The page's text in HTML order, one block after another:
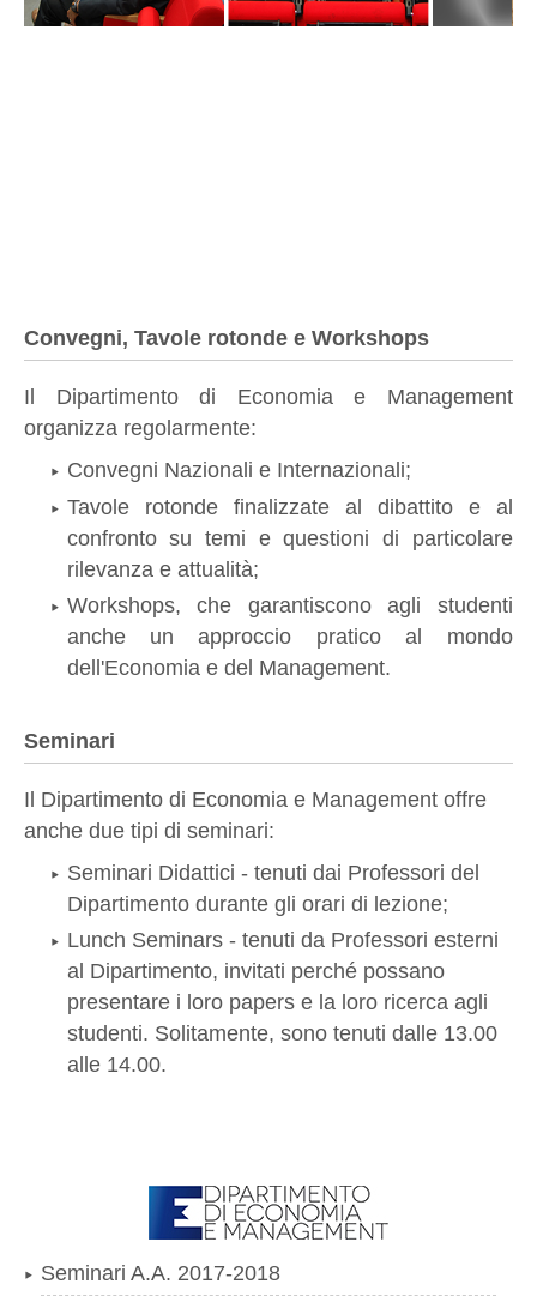
Convegni, Tavole rotonde e Workshops
Il Dipartimento di Economia e Management
organizza regolarmente:
Convegni Nazionali e Internazionali;
Tavole rotonde finalizzate al dibattito e al
confronto su temi e questioni di particolare
rilevanza e attualità;
Workshops, che garantiscono agli studenti
anche un approccio pratico al mondo
dell'Economia e del Management.
Seminari
Il Dipartimento di Economia e Management offre
anche due tipi di seminari:
Seminari Didattici - tenuti dai Professori del
Dipartimento durante gli orari di lezione;
Lunch Seminars - tenuti da Professori esterni
al Dipartimento, invitati perché possano
presentare i loro papers e la loro ricerca agli
studenti. Solitamente, sono tenuti dalle 13.00
alle 14.00.
Seminari A.A. 2017-2018